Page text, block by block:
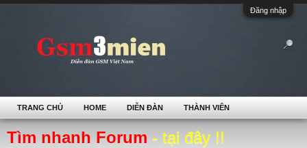
Đăng nhập
Tìm nhanh Forum - tại đây !!
TRANG CHỦ HOME DIỄN ĐÀN THÀNH VIÊN